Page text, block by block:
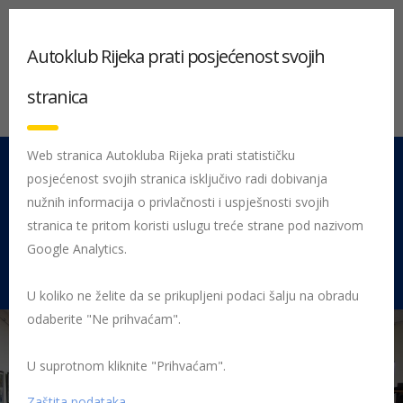
051 212 442 Centrala
Pon - Pet 08:00 - 16:00
Rujevica 9/1, 51000 Rijeka
Početna Posljednje objavljene novosti
Autoklub Rijeka prati posjećenost svojih
stranica
Web stranica Autokluba Rijeka prati statističku
posjećenost svojih stranica isključivo radi dobivanja
nužnih informacija o privlačnosti i uspješnosti svojih
stranica te pritom koristi uslugu treće strane pod nazivom
Google Analytics.
U koliko ne želite da se prikupljeni podaci šalju na obradu
odaberite "Ne prihvaćam".
U suprotnom kliknite "Prihvaćam".